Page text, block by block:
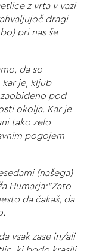
z vrta v vazi
dragi
pri nas še
da so
kar je, kljub
pod
okolja. Kar je
tako zelo
pogojem
(našega)
Humarja:“Zato
da čakaš, da
vsak zase in/ali